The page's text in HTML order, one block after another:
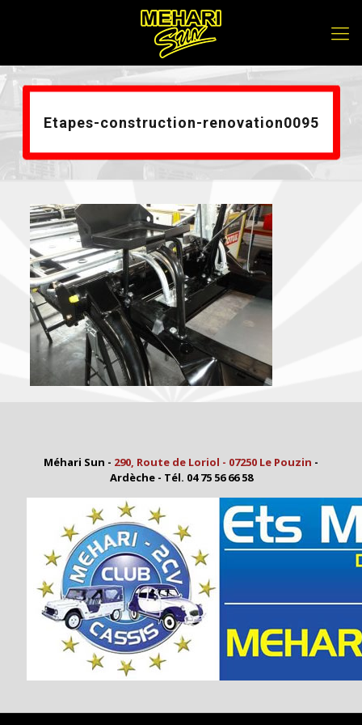
Etapes-construction-renovation0095
Méhari Sun - 290, Route de Loriol - 07250 Le Pouzin -
Ardèche - Tél. 04 75 56 66 58